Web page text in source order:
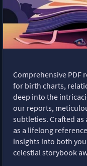
Comprehensive PDF
for birth charts,
deep into the
our reports,
subtleties. Crafted as
as a lifelong
insights into both
celestial storybook